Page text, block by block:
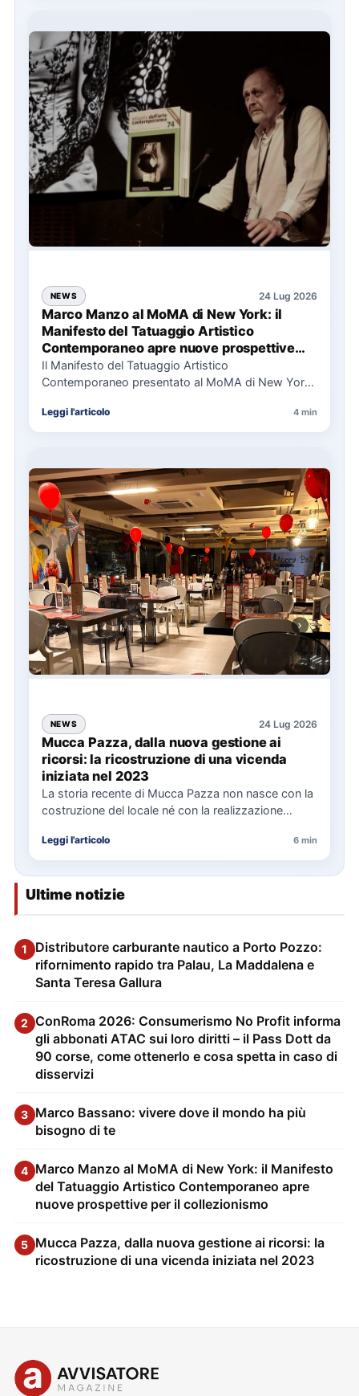
NEWS 24 Lug 2026
Marco Manzo al MoMA di New York: il
Manifesto del Tatuaggio Artistico
Contemporaneo apre nuove prospettive
per il collezionismo
Il Manifesto del Tatuaggio Artistico
Contemporaneo presentato al MoMA di New York
Leggi l'articolo 4 min
NEWS 24 Lug 2026
Mucca Pazza, dalla nuova gestione ai
ricorsi: la ricostruzione di una vicenda
iniziata nel 2023
La storia recente di Mucca Pazza non nasce con la
costruzione del locale né con la realizzazione
Leggi l'articolo 6 min
Ultime notizie
1
Distributore carburante nautico a Porto Pozzo:
rifornimento rapido tra Palau, La Maddalena e
Santa Teresa Gallura
2 ConRoma 2026: Consumerismo No Profit informa
gli abbonati ATAC sui loro diritti – il Pass Dott da
90 corse, come ottenerlo e cosa spetta in caso di
disservizi
3 Marco Bassano: vivere dove il mondo ha più
bisogno di te
4 Marco Manzo al MoMA di New York: il Manifesto
del Tatuaggio Artistico Contemporaneo apre
nuove prospettive per il collezionismo
5 Mucca Pazza, dalla nuova gestione ai ricorsi: la
ricostruzione di una vicenda iniziata nel 2023